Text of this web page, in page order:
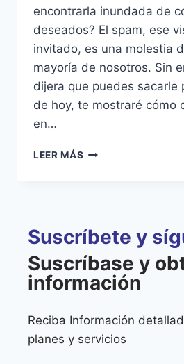
encontrarla inundada de
deseados? El spam, ese
invitado, es una molestia
mayoría de nosotros. Sin
dijera que puedes sacarle
de hoy, te mostraré cómo
en…
LEER MÁS
Suscríbete y
Suscríbase y
información
Reciba Información
planes y servicios